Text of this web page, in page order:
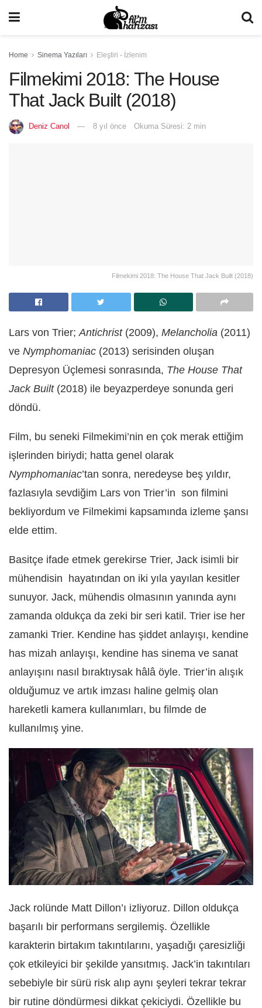
Home Sinema Yazıları Eleştiri - İzlenim
Filmekimi 2018: The House
That Jack Built (2018)
Deniz Canol 8 yıl önce Okuma Süresi: 2 min
Filmekimi 2018: The House That Jack Built (2018)
Lars von Trier; Antichrist(2009), Melancholia (2011)
ve Nymphomaniac (2013) serisinden oluşan
Depresyon Üçlemesi sonrasında, The House That
Jack Built(2018) ile beyazperdeye sonunda geri
döndü.
Film, bu seneki Filmekimi’nin en çok merak ettiğim
işlerinden biriydi; hatta genel olarak
Nymphomaniac’tan sonra, neredeyse beş yıldır,
fazlasıyla sevdiğim Lars von Trier’in son filmini
bekliyordum ve Filmekimi kapsamında izleme şansı
elde ettim.
Basitçe ifade etmek gerekirse Trier, Jack isimli bir
mühendisin hayatından on iki yıla yayılan kesitler
sunuyor. Jack, mühendis olmasının yanında aynı
zamanda oldukça da zeki bir seri katil. Trier ise her
zamanki Trier. Kendine has şiddet anlayışı, kendine
has mizah anlayışı, kendine has sinema ve sanat
anlayışını nasıl bıraktıysak hâlâ öyle. Trier’in alışık
olduğumuz ve artık imzası haline gelmiş olan
hareketli kamera kullanımları, bu filmde de
kullanılmış yine.
Jack rolünde Matt Dillon’ı izliyoruz. Dillon oldukça
başarılı bir performans sergilemiş. Özellikle
karakterin birtakım takıntılarını, yaşadığı çaresizliği
çok etkileyici bir şekilde yansıtmış. Jack’in takıntıları
sebebiyle bir sürü risk alıp aynı şeyleri tekrar tekrar
bir rutine döndürmesi dikkat çekiciydi. Özellikle bu